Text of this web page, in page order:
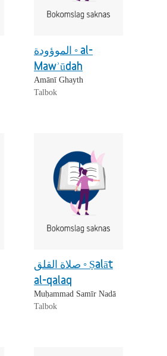
الموؤودة ◦ al-
Mawʾūdah
Amānī Ghayth
Talbok
صلاة القلق ◦ Ṣalāt
al-qalaq
Muḥammad Samīr Nadā
Talbok